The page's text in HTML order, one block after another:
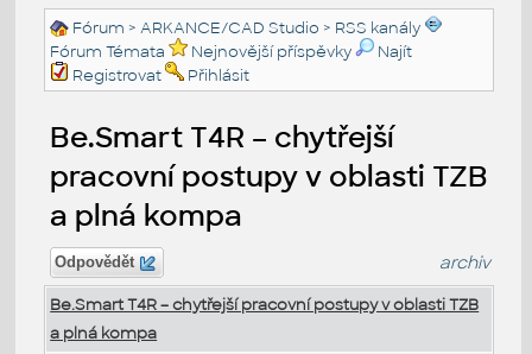
Fórum >ARKANCE/CAD Studio > RSS kanály
Fórum Témata
Nejnovější příspěvky
Najít
Registrovat
Přihlásit
Be.Smart T4R – chytřejší
pracovní postupy v oblasti TZB
a plná kompa
Odpovědět archiv
Be.Smart T4R – chytřejší pracovní postupy v oblasti TZB
a plná kompa